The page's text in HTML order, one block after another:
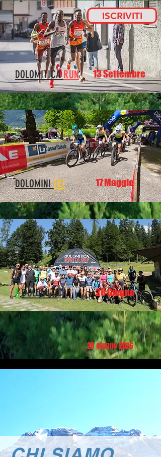
27 giugno 2026
DOLOMITICARUN
13 settembre 2026
DOLOMINIFCI
17 maggio 2026
E-DOLOMITICA
28 giugno 2026
ISCRIVITI
13 Settembre
28 Giugno
17 Maggio